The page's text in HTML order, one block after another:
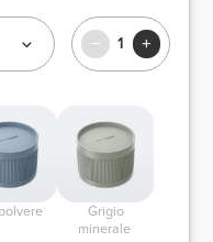
1
minerale